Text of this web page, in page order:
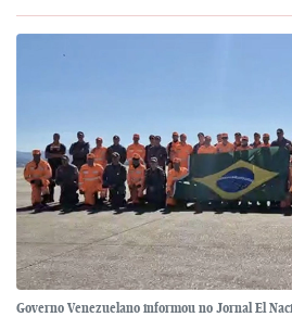
Governo Venezuelano informou no Jornal El